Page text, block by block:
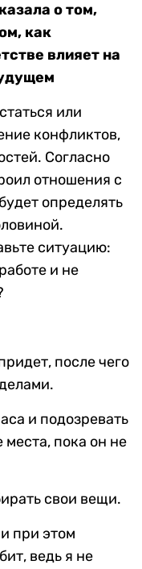
о том,
как
влияет на
или
конфликтов,
Согласно
отношения с
определять
ситуацию:
и не
после чего
и подозревать
места, пока он не
свои вещи.
при этом
ведь я не